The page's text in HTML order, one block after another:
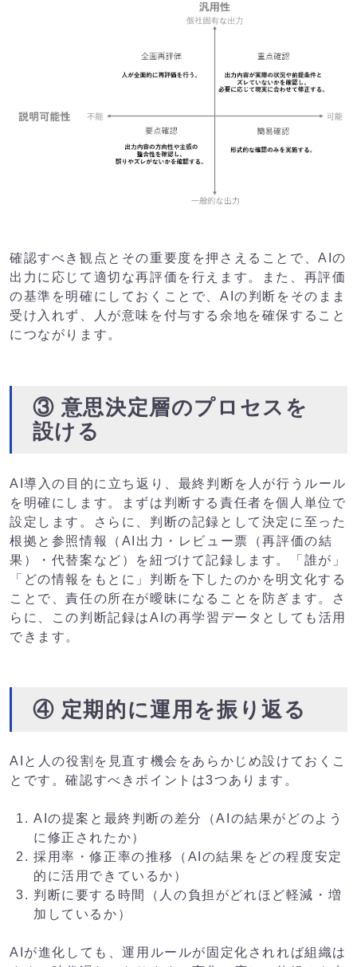
確認すべき観点とその重要度を押さえることで、AIの
出力に応じて適切な再評価を行えます。また、再評価
の基準を明確にしておくことで、AIの判断をそのまま
受け入れず、人が意味を付与する余地を確保すること
につながります。
③ 意思決定層のプロセスを
設ける
AI導入の目的に立ち返り、最終判断を人が行うルール
を明確にします。まずは判断する責任者を個人単位で
設定します。さらに、判断の記録として決定に至った
根拠と参照情報（AI出力・レビュー票（再評価の結
果）・代替案など）を紐づけて記録します。「誰が」
「どの情報をもとに」判断を下したのかを明文化する
ことで、責任の所在が曖昧になることを防ぎます。さ
らに、この判断記録はAIの再学習データとしても活用
できます。
④ 定期的に運用を振り返る
AIと人の役割を見直す機会をあらかじめ設けておくこ
とです。確認すべきポイントは3つあります。
AIの提案と最終判断の差分（AIの結果がどのよう
に修正されたか）
採用率・修正率の推移（AIの結果をどの程度安定
的に活用できているか）
判断に要する時間（人の負担がどれほど軽減・増
加しているか）
AIが進化しても、運用ルールが固定化されれば組織は